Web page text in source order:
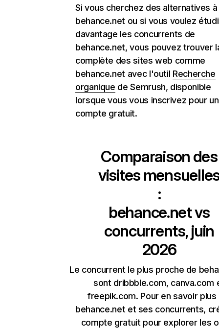
Si vous cherchez des alternatives à
behance.net ou si vous voulez
davantage les concurrents de
behance.net, vous pouvez trouver
complète des sites web comme
behance.net avec l'outil Recherche
organique de Semrush, disponible
lorsque vous vous inscrivez pour un
compte gratuit.
Comparaison des
visites
:
behance.netvs
concurrents, juin
2026
Le concurrent le plus proche de
sont dribbble.com, canva.com
freepik.com. Pour en savoir plus
behance.net et ses concurrents,
compte gratuit pour explorer les